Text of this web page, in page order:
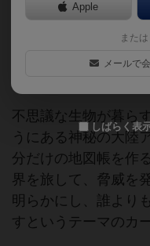
不思議な生物が暮
りさまざまな発見
不思議な生物が暮ら
うにある神秘の大陸
分だけの地図帳を作
界を旅して、脅威を
明らかにし、誰より
すというテーマのカ
Apple
または
メールで
しばらく表